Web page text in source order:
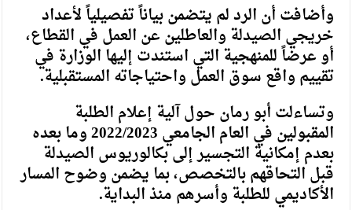
وأضافت أن الرد لم يتضمن بياناً تفصيلياً لأعداد
خريجي الصيدلة والعاطلين عن العمل في القطاع،
أو عرضاً للمنهجية التي استندت إليها الوزارة في
تقييم واقع سوق العمل واحتياجاته المستقبلية.
وتساءلت أبو رمان حول آلية إعلام الطلبة
المقبولين في العام الجامعي 2022/2023 وما بعده
بعدم إمكانية التجسير إلى بكالوريوس الصيدلة
قبل التحاقهم بالتخصص، بما يضمن وضوح المسار
الأكاديمي للطلبة وأسرهم منذ البداية.